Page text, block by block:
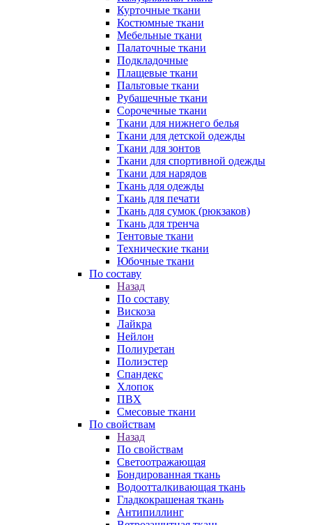
Курточные ткани
Костюмные ткани
Мебельные ткани
Палаточные ткани
Подкладочные
Плащевые ткани
Пальтовые ткани
Рубашечные ткани
Сорочечные ткани
Ткани для нижнего белья
Ткани для детской одежды
Ткани для зонтов
Ткани для спортивной одежды
Ткани для нарядов
Ткань для одежды
Ткань для печати
Ткань для сумок (рюкзаков)
Ткань для тренча
Тентовые ткани
Технические ткани
Юбочные ткани
По составу
Назад
По составу
Вискоза
Лайкра
Нейлон
Полиуретан
Полиэстер
Спандекс
Хлопок
ПВХ
Смесовые ткани
По свойствам
Назад
По свойствам
Светоотражающая
Бондированная ткань
Водоотталкивающая ткань
Гладкокрашеная ткань
Антипиллинг